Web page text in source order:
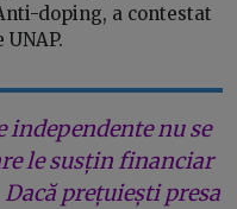
doping, a contestat
nu se
le susțin financiar
prețuiești presa